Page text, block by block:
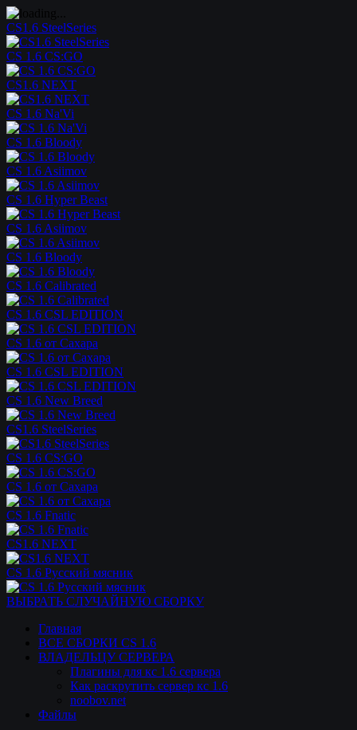
CS1.6 SteelSeries
CS 1.6 CS:GO
CS1.6 NEXT
CS 1.6 Na'Vi
CS 1.6 Bloody
CS 1.6 Asiimov
CS 1.6 Hyper Beast
CS 1.6 Asiimov
CS 1.6 Bloody
CS 1.6 Calibrated
CS 1.6 CSL EDITION
CS 1.6 от Сахара
CS 1.6 CSL EDITION
CS 1.6 New Breed
CS1.6 SteelSeries
CS 1.6 CS:GO
CS 1.6 от Сахара
CS 1.6 Fnatic
CS1.6 NEXT
CS 1.6 Русский мясник
ВЫБРАТЬ СЛУЧАЙНУЮ СБОРКУ
Главная
ВСЕ СБОРКИ CS 1.6
ВЛАДЕЛЬЦУ СЕРВЕРА
Плагины для кс 1.6 сервера
Как раскрутить сервер кс 1.6
noobov.net
Файлы